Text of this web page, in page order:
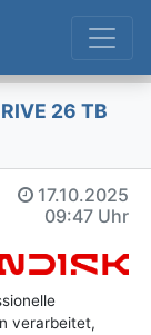
26 TB
17.10.2025
09:47 Uhr
verarbeitet,